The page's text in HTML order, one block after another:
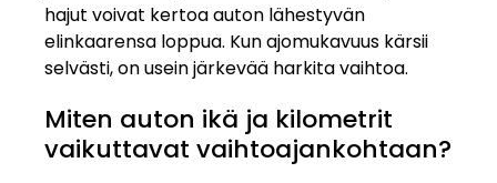
hajut voivat kertoa auton lähestyvän
elinkaarensa loppua. Kun ajomukavuus kärsii
selvästi, on usein järkevää harkita vaihtoa.
Miten auton ikä ja kilometrit
vaikuttavat vaihtoajankohtaan?